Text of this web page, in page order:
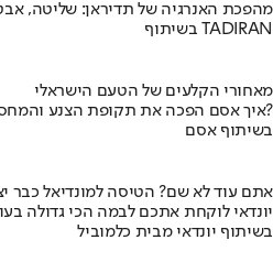
מהפכת האנרגיה של תדיראן: שליטה,
בשיתוף TADIRAN
מאחורי הקלעים של הטעם הישראלי
איך אסם הפכה את תקופת הצנע והמחסור הקשה של שנות ה-40 למותג לאומי?
בשיתוף אסם
אתם עוד לא שם? הטיסה למונדיאל כבר
יונדאי לוקחת אתכם לבמה הכי גדולה
בשיתוף יונדאי מבית כלמוביל